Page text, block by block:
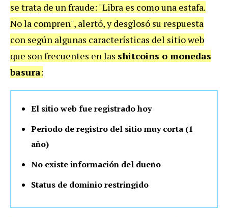
se trata de un fraude: "Libra es como una estafa.
No la compren", alertó, y desglosó su respuesta
con según algunas características del sitio web
que son frecuentes en las shitcoins o monedas
basura:
El sitio web fue registrado hoy
Periodo de registro del sitio muy corta (1
año)
No existe información del dueño
Status de dominio restringido